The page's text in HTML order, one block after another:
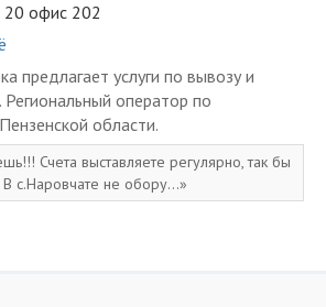
20 офис 202
предлагает услуги по вывозу и
Региональный оператор по
области.
Счета выставляете регулярно, так бы
В с.Наровчате не обору...